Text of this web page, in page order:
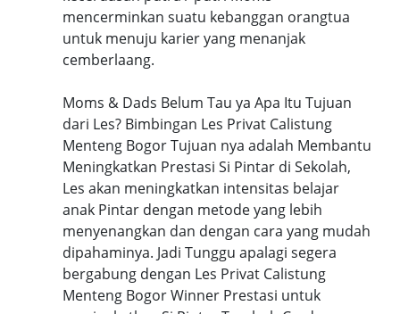
mencerminkan suatu kebanggan orangtua
untuk menuju karier yang menanjak
cemberlaang.
Moms & Dads Belum Tau ya Apa Itu Tujuan
dari Les? Bimbingan Les Privat Calistung
Menteng Bogor Tujuan nya adalah Membantu
Meningkatkan Prestasi Si Pintar di Sekolah,
Les akan meningkatkan intensitas belajar
anak Pintar dengan metode yang lebih
menyenangkan dan dengan cara yang mudah
dipahaminya. Jadi Tunggu apalagi segera
bergabung dengan Les Privat Calistung
Menteng Bogor Winner Prestasi untuk